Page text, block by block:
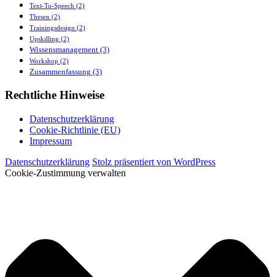
Text-To-Speech (2)
Thesen (2)
Trainingsdesign (2)
Upskilling (2)
Wissensmanagement (3)
Workshop (2)
Zusammenfassung (3)
Rechtliche Hinweise
Datenschutzerklärung
Cookie-Richtlinie (EU)
Impressum
Datenschutzerklärung Stolz präsentiert von WordPress
Cookie-Zustimmung verwalten